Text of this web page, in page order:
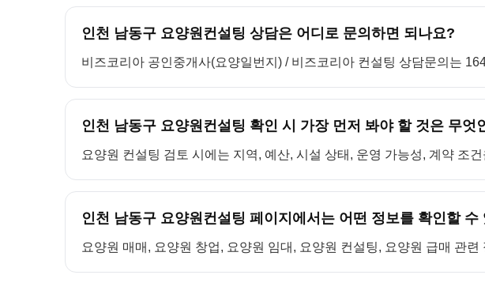
인천 남동구 요양원컨설팅 상담은 어디로 문의하면 되나요?
비즈코리아 공인중개사(요양일번지) / 비즈코리아 컨설팅 상담문의는
인천 남동구 요양원컨설팅 확인 시 가장 먼저 봐야 할 것은 무엇
요양원 컨설팅 검토 시에는 지역, 예산, 시설 상태, 운영 가능성, 계약 조
인천 남동구 요양원컨설팅 페이지에서는 어떤 정보를 확인할 수
요양원 매매, 요양원 창업, 요양원 임대, 요양원 컨설팅, 요양원 급매 관